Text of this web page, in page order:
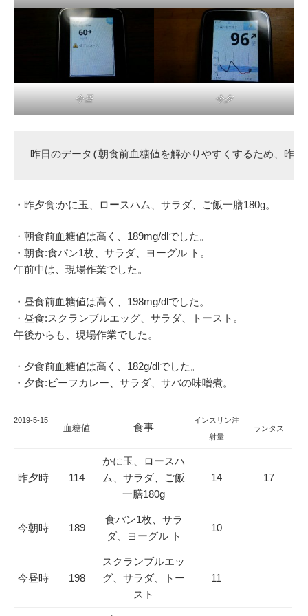
今昼 今夕
昨日のデータ(朝食前血糖値を解かりやすくするため、昨
・昨夕食:かに玉、ロースハム、サラダ、ご飯一膳180g。
・朝食前血糖値は高く、189mg/dlでした。
・朝食:食パン1枚、サラダ、ヨーグル ト。
午前中は、現場作業でした。
・昼食前血糖値は高く、198mg/dlでした。
・昼食:スクランブルエッグ、サラダ、トースト。
午後からも、現場作業でした。
・夕食前血糖値は高く、182g/dlでした。
・夕食:ビーフカレー、サラダ、サバの味噌煮。
2019-5-15
血糖値 食事
インスリン注
射量
ランタス
昨夕時 114
かに玉、ロースハ
ム、サラダ、ご飯
一膳180g
14 17
今朝時 189
食パン1枚、サラ
ダ、ヨーグル ト
10
今昼時 198
スクランブルエッ
グ、サラダ、トー
スト
11